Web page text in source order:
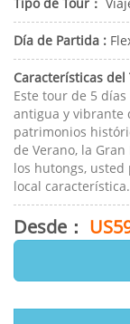
Día de Partida :
Características del
Este tour de 5
antigua y vibrante
patrimonios
de Verano, la
los hutongs,
local característica.
Desde：